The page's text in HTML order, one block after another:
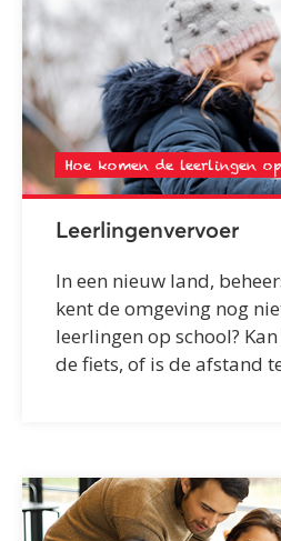
Hoe komen de leerlingen
Leerlingenvervoer
In een nieuw land,
kent de omgeving nog
leerlingen op school?
de fiets, of is de afstand